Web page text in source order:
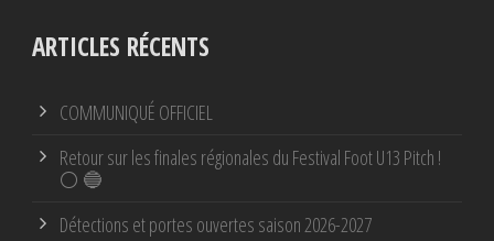
ARTICLES RÉCENTS
COMMUNIQUÉ OFFICIEL
Retour sur les finales régionales du Festival Foot U13 Pitch !
⚪ 🔵
Détections et portes ouvertes saison 2026-2027